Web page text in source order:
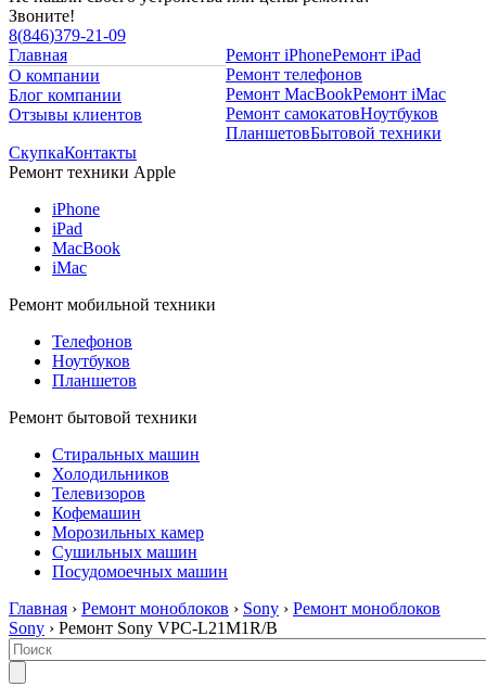
Звоните!
8(846)379-21-09
Главная
О компании
Блог компании
Отзывы клиентов
Ремонт iPhoneРемонт iPad
Ремонт телефонов
Ремонт MacBookРемонт iMac
Ремонт самокатовНоутбуков
ПланшетовБытовой техники
СкупкаКонтакты
Ремонт техники Apple
iPhone
iPad
MacBook
iMac
Ремонт мобильной техники
Телефонов
Ноутбуков
Планшетов
Ремонт бытовой техники
Стиральных машин
Холодильников
Телевизоров
Кофемашин
Морозильных камер
Сушильных машин
Посудомоечных машин
Главная › Ремонт моноблоков › Sony › Ремонт моноблоков
Sony › Ремонт Sony VPC-L21M1R/B